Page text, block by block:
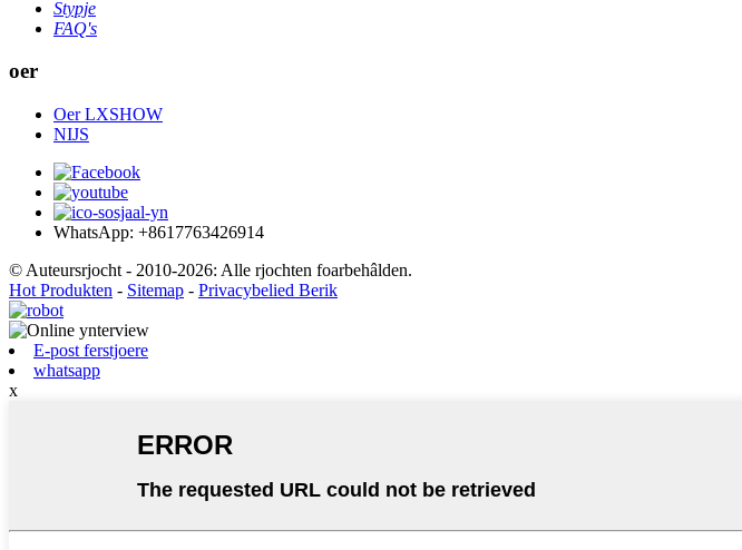
Stypje
FAQ's
oer
Oer LXSHOW
NIJS
WhatsApp: +8617763426914
© Auteursrjocht - 2010-2026: Alle rjochten foarbehâlden.
Hot Produkten - Sitemap - Privacybelied Berik
E-post ferstjoere
whatsapp
x